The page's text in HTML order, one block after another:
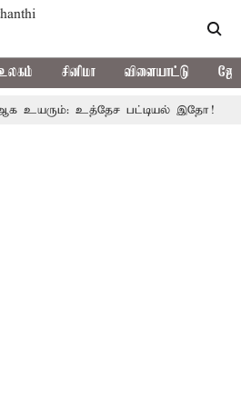
சினிமா விளையாட்டு
உத்தேச பட்டியல் இதோ! முதல்-